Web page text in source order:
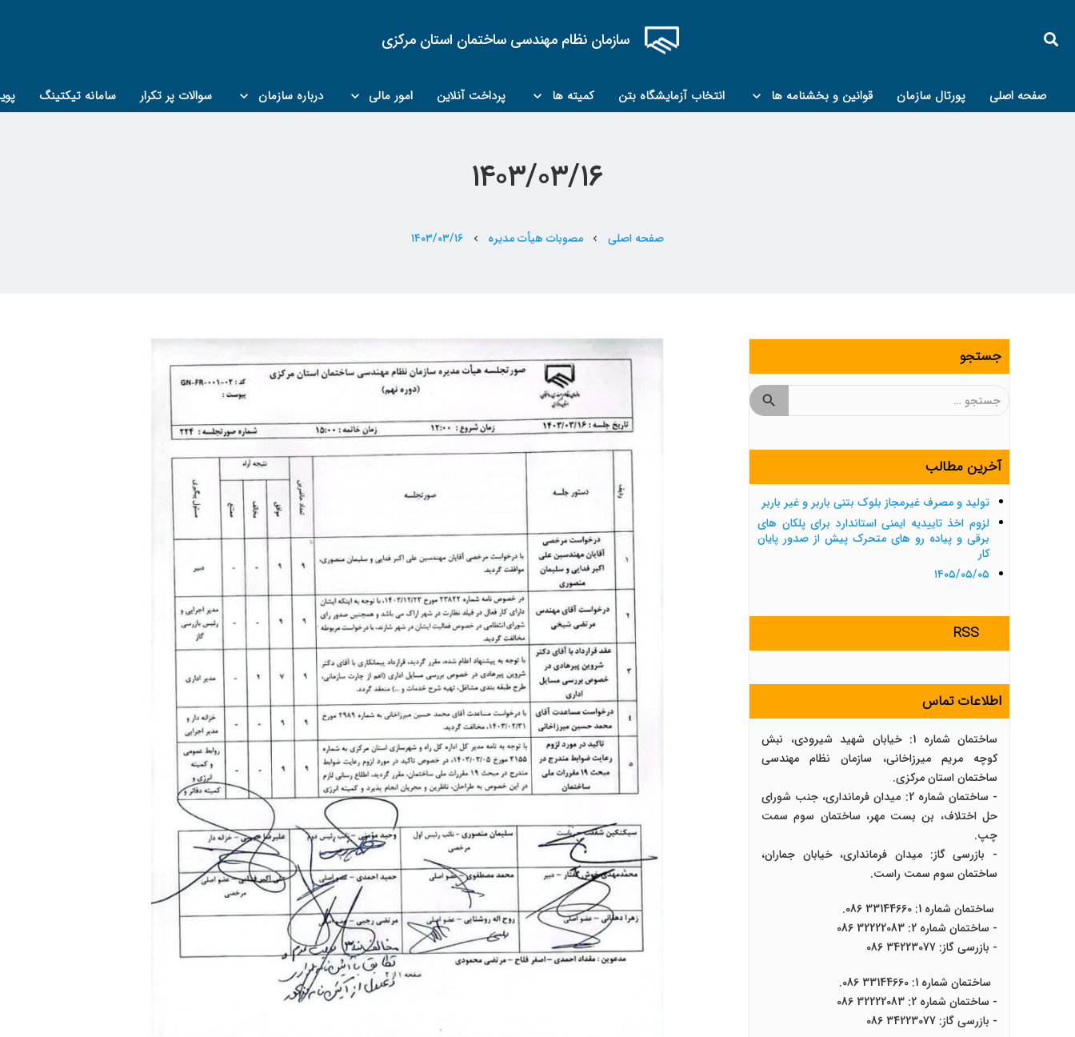
سازمان نظام مهندسی ساختمان استان مرکزی
صفحه اصلی پورتال سازمان قوانین و بخشنامه ها انتخاب آزمایشگاه بتن کمیته ها پرداخت آنلاین امور مالی درباره سازمان سوالات پر تکرار سامانه تیکتینگ
۱۴۰۳/۰۳/۱۶
صفحه اصلی chevron_left مصوبات هیأت مدیره chevron_left ۱۴۰۳/۰۳/۱۶
جستجو
جستجو
آخرین مطالب
تولید و مصرف غیرمجاز بلوک بتنی باربر و غیر باربر
لزوم اخذ تاییدیه ایمنی استاندارد برای پلکان های
برقی و پیاده رو های متحرک پیش از صدور پایان
کار
۱۴۰۵/۰۵/۰۵
RSS
اطلاعات تماس
ساختمان شماره 1: خیابان شهید شیرودی، نبش
کوچه مریم میرزاخانی، سازمان نظام مهندسی
ساختمان استان مرکزی.
- ساختمان شماره 2: میدان فرمانداری، جنب شورای
حل اختلاف، بن بست مهر، ساختمان سوم سمت
چپ.
- بازرسی گاز: میدان فرمانداری، خیابان جماران،
ساختمان سوم سمت راست.
ساختمان شماره 1: 33144660 086.
- ساختمان شماره 2: 32222083 086
- بازرسی گاز: 34223077 086
ساختمان شماره 1: 33144660 086.
- ساختمان شماره 2: 32222083 086
- بازرسی گاز: 34223077 086